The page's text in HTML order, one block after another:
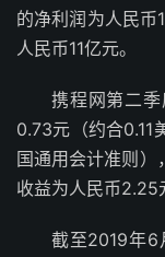
的净利润为人民币
人民币11亿元。
携程网第二
0.73元（约合0.11
国通用会计准则
收益为人民币2.25
截至2019年6